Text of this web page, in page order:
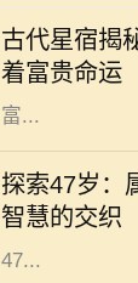
古代星宿揭
着富贵命运
人命运的重要
上的星星，更
迹和命运起伏
富...
探索47岁：
智慧的交织
在中国传统文
深受人们关注
到个人的性格
向息息相关。
47...
在中国传统文